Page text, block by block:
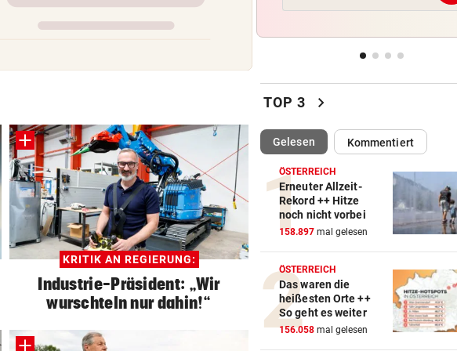
KRITIK AN REGIERUNG:
Industrie-Präsident: „Wir
wurschteln nur dahin!“
Der nächste Badesee muss
Halbfinal-Aus für Luca Karl
K.o.-Sprintbewerb
„KANN DAS JEMAND ...“
Insta-Video von Ski-Idol lässt
Braathen ausflippen
NA MAHLZEIT! vor
Nordkorea empfiehlt
TOP 3 chevron_right
Gelesen(ausgewählt)Kommentiert
ÖSTERREICH
Erneuter Allzeit-
Rekord ++ Hitze
noch nicht vorbei
158.897 mal gelesen
ÖSTERREICH
Das waren die
heißesten Orte ++
So geht es weiter
156.058 mal gelesen